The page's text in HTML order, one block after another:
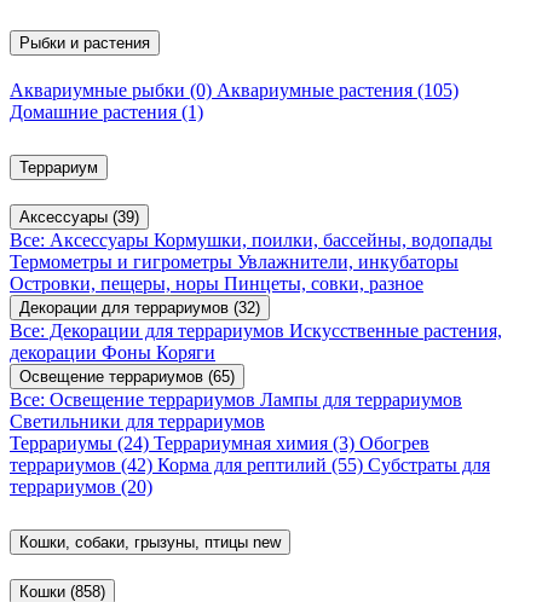
Рыбки и растения
Аквариумные рыбки (0) Аквариумные растения (105)
Домашние растения (1)
Террариум
Аксессуары (39)
Все: Аксессуары Кормушки, поилки, бассейны, водопады
Термометры и гигрометры Увлажнители, инкубаторы
Островки, пещеры, норы Пинцеты, совки, разное
Декорации для террариумов (32)
Все: Декорации для террариумов Искусственные растения,
декорации Фоны Коряги
Освещение террариумов (65)
Все: Освещение террариумов Лампы для террариумов
Светильники для террариумов
Террариумы (24) Террариумная химия (3) Обогрев
террариумов (42) Корма для рептилий (55) Субстраты для
террариумов (20)
Кошки, собаки, грызуны, птицы new
Кошки (858)